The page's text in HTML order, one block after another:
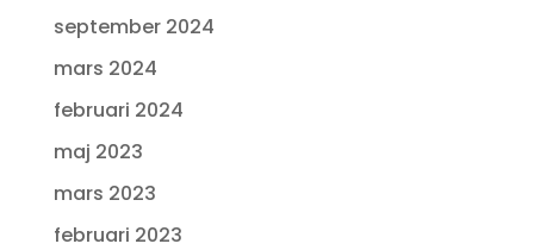
september 2024
mars 2024
februari 2024
maj 2023
mars 2023
februari 2023